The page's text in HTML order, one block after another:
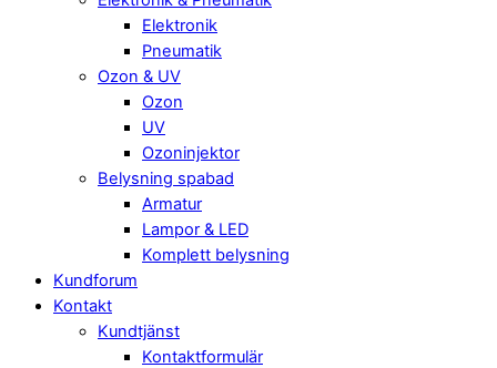
Elektronik
Pneumatik
Ozon & UV
Ozon
UV
Ozoninjektor
Belysning spabad
Armatur
Lampor & LED
Komplett belysning
Kundforum
Kontakt
Kundtjänst
Kontaktformulär